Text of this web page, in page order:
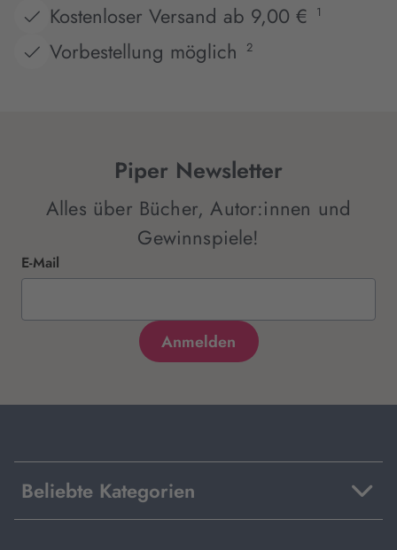
Kostenloser Versand ab 9,00 €
1
Vorbestellung möglich 2
Piper Newsletter
Alles über Bücher, Autor:innen und
Gewinnspiele!
E-Mail
Beliebte Kategorien